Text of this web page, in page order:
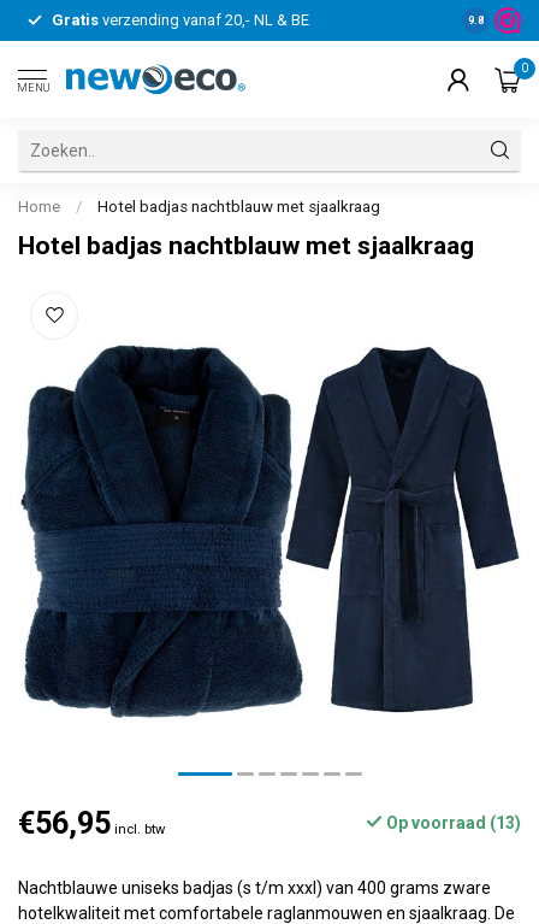
Gratis verzending vanaf 20,- NL & BE 30 dagen
9.8
MENU
0
Home / Hotel badjas nachtblauw met sjaalkraag
Hotel badjas nachtblauw met sjaalkraag
€56,95 incl. btw Op voorraad (13)
Nachtblauwe uniseks badjas (s t/m xxxl) van 400 grams zware
hotelkwaliteit met comfortabele raglanmouwen en sjaalkraag. De